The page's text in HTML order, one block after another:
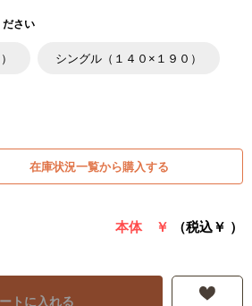
ださい
シングル（１４０×１９０）
在庫状況一覧から購入する
本体 ￥ （税込￥ ）
トに入れる